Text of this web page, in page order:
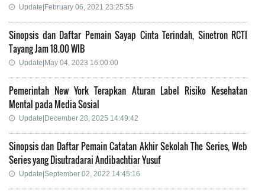
Update|February 06, 2021 23:25:55
Sinopsis dan Daftar Pemain Sayap Cinta Terindah, Sinetron RCTI
Tayang Jam 18.00 WIB
Update|May 04, 2023 16:00:00
Pemerintah New York Terapkan Aturan Label Risiko Kesehatan
Mental pada Media Sosial
Update|December 28, 2025 14:49:42
Sinopsis dan Daftar Pemain Catatan Akhir Sekolah The Series, Web
Series yang Disutradarai Andibachtiar Yusuf
Update|September 02, 2022 14:45:16